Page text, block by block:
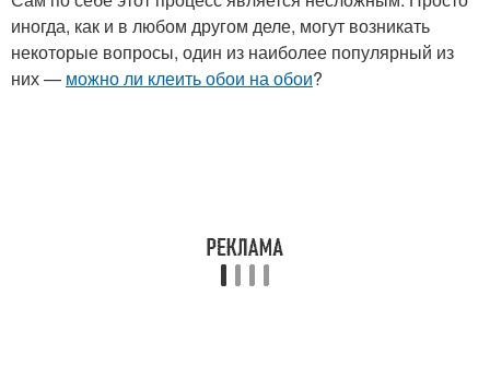
иногда, как и в любом другом деле, могут возникать
некоторые вопросы, один из наиболее популярный из
них — можно ли клеить обои на обои?